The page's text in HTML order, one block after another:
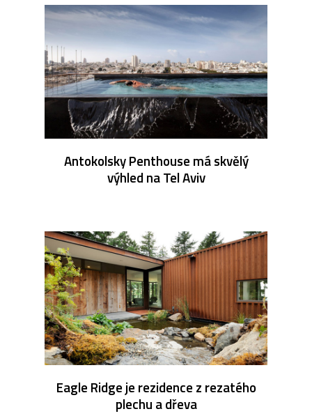
Antokolsky Penthouse má skvělý
výhled na Tel Aviv
Eagle Ridge je rezidence z rezatého
plechu a dřeva